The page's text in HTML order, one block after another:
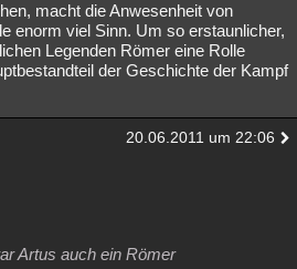
macht die Anwesenheit von
enorm viel Sinn. Um so erstaunlicher,
Legenden Römer eine Rolle
der Geschichte der Kampf
20.06.2011 um 22:06
Artus auch ein Römer